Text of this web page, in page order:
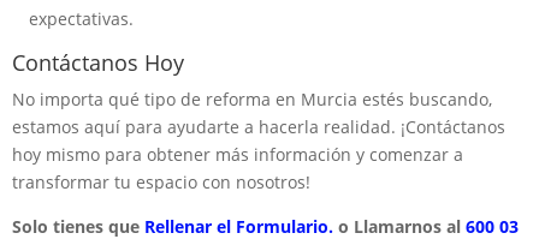
expectativas.
Contáctanos Hoy
No importa qué tipo de reforma en Murcia estés buscando,
estamos aquí para ayudarte a hacerla realidad. ¡Contáctanos
hoy mismo para obtener más información y comenzar a
transformar tu espacio con nosotros!
Solo tienes que Rellenar el Formulario. o Llamarnos al 600 03